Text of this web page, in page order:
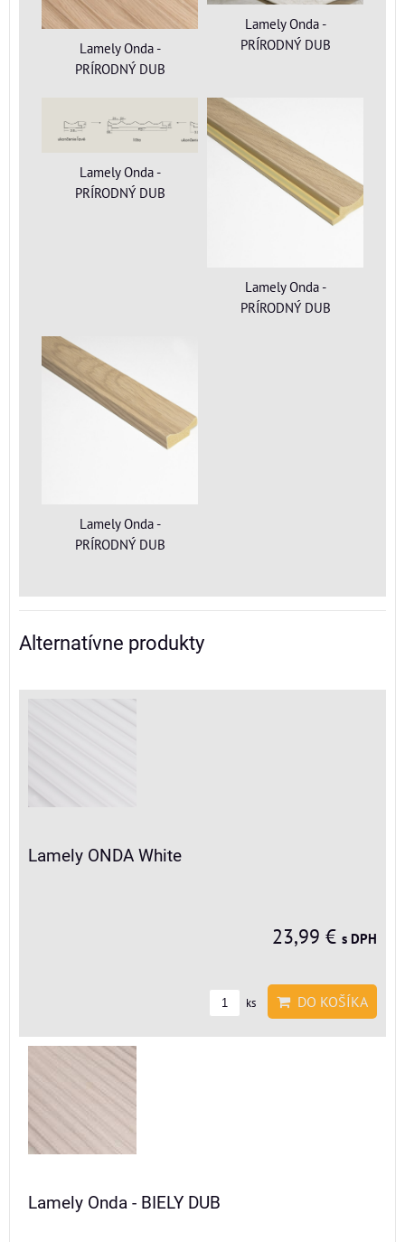
Lamely Onda -
PRÍRODNÝ DUB
Lamely Onda -
PRÍRODNÝ DUB
Lamely Onda -
PRÍRODNÝ DUB
Lamely Onda -
PRÍRODNÝ DUB
Lamely Onda -
PRÍRODNÝ DUB
Alternatívne produkty
Lamely ONDA White
23,99 € s DPH
ks DO KOŠÍKA
Lamely Onda - BIELY DUB